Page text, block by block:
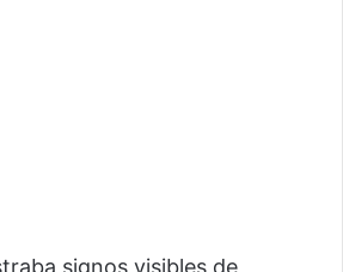
signos visibles de